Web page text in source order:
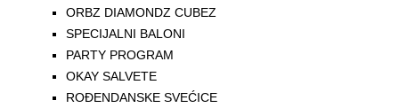
ORBZ DIAMONDZ CUBEZ
SPECIJALNI BALONI
PARTY PROGRAM
OKAY SALVETE
ROĐENDANSKE SVEĆICE